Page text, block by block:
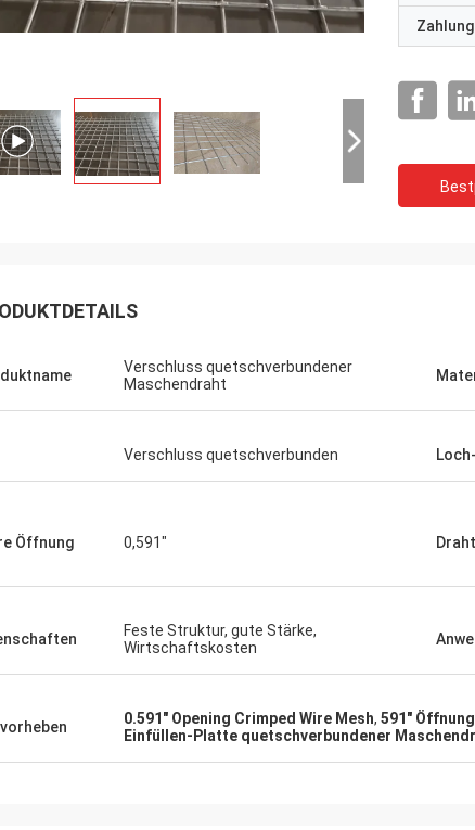
Verschluss quetschverbundener
Maschendraht
Verschluss quetschverbunden
Öffnung 0,591"
Feste Struktur, gute Stärke,
Wirtschaftskosten
0.591" Opening Crimped Wire Mesh, 591"
Einfüllen-Platte quetschverbundener